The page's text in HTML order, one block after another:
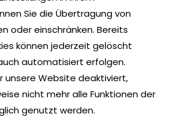
Sie die Übertragung von
oder einschränken. Bereits
können jederzeit gelöscht
automatisiert erfolgen.
unsere Website deaktiviert,
nicht mehr alle Funktionen der
genutzt werden.